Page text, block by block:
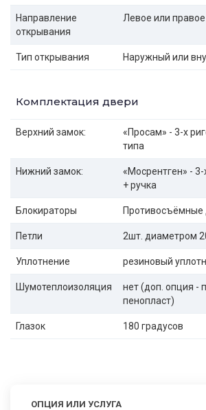
Направление
открывания
Левое или
Тип открывания Наружный или
Комплектация двери
Верхний замок:
«Просам» - 3-х
типа
Нижний замок:
«Мосрентген» -
+ ручка
Блокираторы Противосъёмные
Петли 2шт. диаметром
Уплотнение резиновый
Шумотеплоизоляция
нет (доп. опция -
пенопласт)
Глазок 180 градусов
ОПЦИЯ ИЛИ УСЛУГА